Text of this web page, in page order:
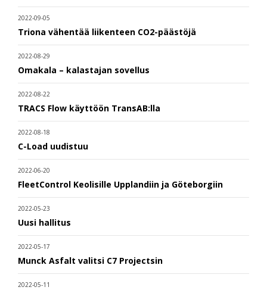
2022-09-05
Triona vähentää liikenteen CO2-päästöjä
2022-08-29
Omakala – kalastajan sovellus
2022-08-22
TRACS Flow käyttöön TransAB:lla
2022-08-18
C-Load uudistuu
2022-06-20
FleetControl Keolisille Upplandiin ja Göteborgiin
2022-05-23
Uusi hallitus
2022-05-17
Munck Asfalt valitsi C7 Projectsin
2022-05-11